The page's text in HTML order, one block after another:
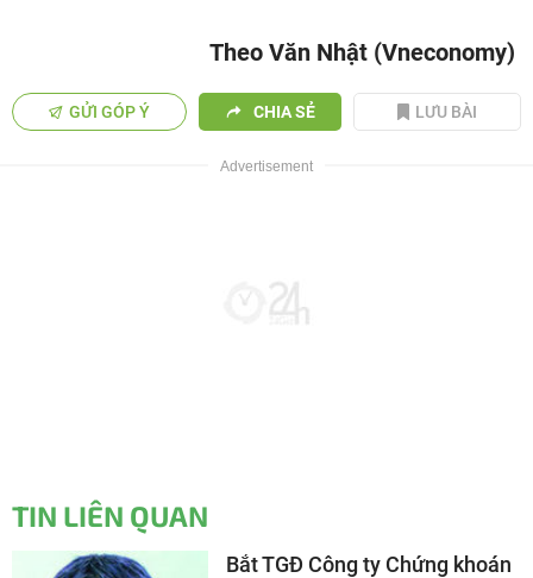
Theo Văn Nhật (Vneconomy)
GỬI GÓP Ý CHIA SẺ LƯU BÀI
TIN LIÊN QUAN
Bắt TGĐ Công ty Chứng khoán